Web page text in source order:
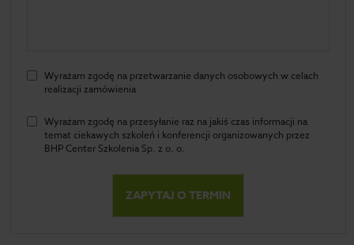
Wyrażam zgodę na przetwarzanie danych osobowych w celach
realizacji zamówienia
Wyrażam zgodę na przesyłanie raz na jakiś czas informacji na
temat ciekawych szkoleń i konferencji organizowanych przez
BHP Center Szkolenia Sp. z o. o.